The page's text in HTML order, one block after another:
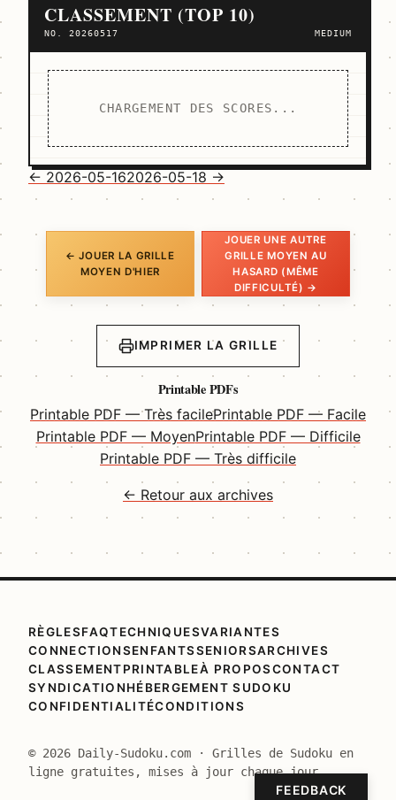
CLASSEMENT (TOP 10)
NO. 20260517 MEDIUM
CHARGEMENT DES SCORES...
← 2026-05-162026-05-18 →
← JOUER LA GRILLE
MOYEN D'HIER
JOUER UNE AUTRE
GRILLE MOYEN AU
HASARD (MÊME
DIFFICULTÉ) →
IMPRIMER LA GRILLE
Printable PDFs
Printable PDF — Très facilePrintable PDF — Facile
Printable PDF — MoyenPrintable PDF — Difficile
Printable PDF — Très difficile
← Retour aux archives
RÈGLESFAQTECHNIQUESVARIANTES
CONNECTIONSENFANTSSENIORSARCHIVES
CLASSEMENTPRINTABLEÀ PROPOSCONTACT
SYNDICATIONHÉBERGEMENT SUDOKU
CONFIDENTIALITÉCONDITIONS
© 2026 Daily-Sudoku.com · Grilles de Sudoku en
ligne gratuites, mises à jour chaque jour.
FEEDBACK